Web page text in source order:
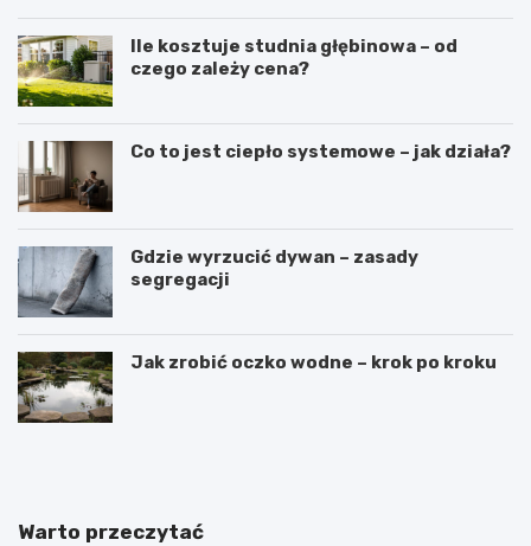
Ile kosztuje studnia głębinowa – od
czego zależy cena?
Co to jest ciepło systemowe – jak działa?
Gdzie wyrzucić dywan – zasady
segregacji
Jak zrobić oczko wodne – krok po kroku
J
p
J
b
Warto przeczytać